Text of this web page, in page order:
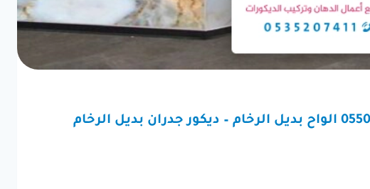
تركيب بديل الرخام الطائف ت: 0550236381 الواح بديل الرخام – ديكور جدران بديل الرخام
كنت أبحث عن مقاول موثوق به
لترميم منزلي، ووجدت مقاول
اختياري له. محترف ومتعاون،
والنتيجة النهائية كانت أفضل
“كنت أبحث عن مظلة لحماية
سيارتي من الشمس، وتواصلت
بالخدمة السريعة. تم تركيب
المظلة, وهي الآن تحمي سيارتي.